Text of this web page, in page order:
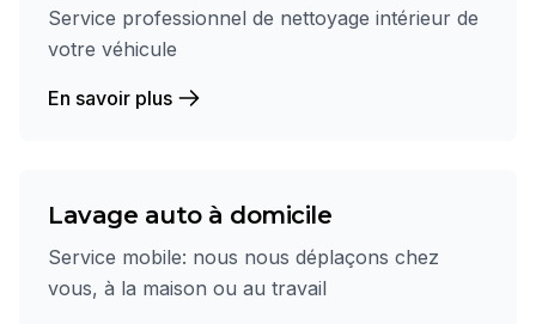
Service professionnel de nettoyage intérieur de
votre véhicule
En savoir plus
Lavage auto à domicile
Service mobile: nous nous déplaçons chez
vous, à la maison ou au travail